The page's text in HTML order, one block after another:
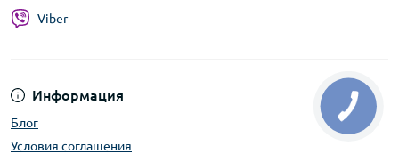
Информация
Блог
Условия соглашения
Viber